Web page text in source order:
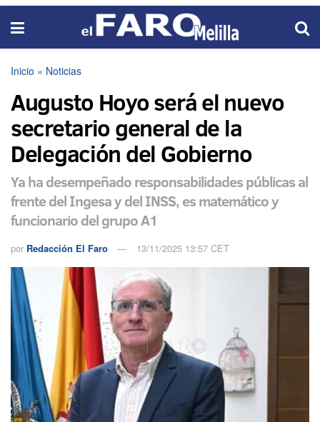
Inicio » Noticias
Augusto Hoyo será el nuevo
secretario general de la
Delegación del Gobierno
Ya ha desempeñado responsabilidades públicas al
frente del Ingesa y del INSS, es matemático y
funcionario del grupo A1
por Redacción El Faro 13/11/2025 13:57 CET